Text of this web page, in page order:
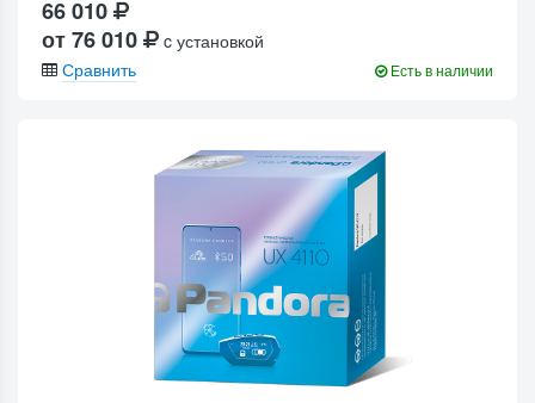
66 010
от 76 010
c установкой
Сравнить
Есть в наличии